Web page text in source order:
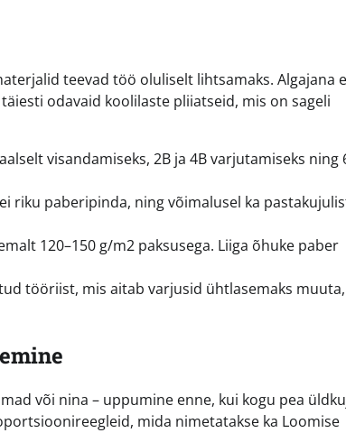
teevad töö oluliselt lihtsamaks. Algajana
odavaid koolilaste pliiatseid, mis on sageli
visandamiseks, 2B ja 4B varjutamiseks ning
riku paberipinda, ning võimalusel ka
120–150 g/m2 paksusega. Liiga õhuke paber
tööriist, mis aitab varjusid ühtlasemaks muuta,
või nina – uppumine enne, kui kogu pea
mida nimetatakse ka Loomise